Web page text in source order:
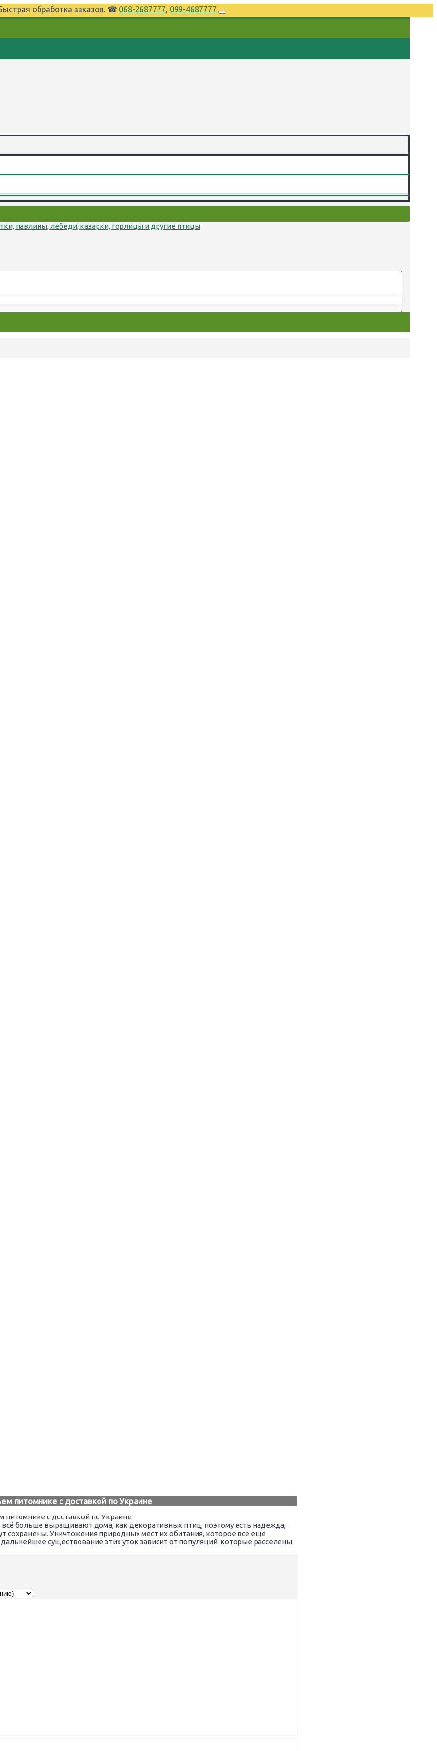
обработка заказов. ☎ 068-2687777, 099-4687777
питомнике с доставкой по Украине
больше выращивают дома, как декоративных птиц, поэтому есть надежда,
сохранены. Уничтожения природных мест их обитания, которое всё ещё
дальнейшее существование этих уток зависит от популяций, которые расселены